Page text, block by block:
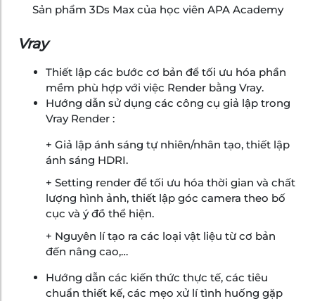
Sản phẩm 3Ds Max của học viên APA Academy
Vray
Thiết lập các bước cơ bản để tối ưu hóa phần
mềm phù hợp với việc Render bằng Vray.
Hướng dẫn sử dụng các công cụ giả lập trong
Vray Render :
+ Giả lập ánh sáng tự nhiên/nhân tạo, thiết lập
ánh sáng HDRI.
+ Setting render để tối ưu hóa thời gian và chất
lượng hình ảnh, thiết lập góc camera theo bố
cục và ý đồ thể hiện.
+ Nguyên lí tạo ra các loại vật liệu từ cơ bản
đến nâng cao,…
Hướng dẫn các kiến thức thực tế, các tiêu
chuẩn thiết kế, các mẹo xử lí tình huống gặp